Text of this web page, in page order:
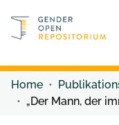
Discover content
Home